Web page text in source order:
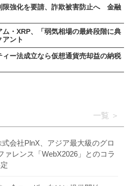
限強化を要請、詐欺被害防止へ 金融
・XRP、「弱気相場の最終段階に典
アント
ィー法成立なら仮想通貨売却益の納税
一覧
式会社PlnX、アジア最大級のグロ
ァレンス「WebX2026」とのコラ